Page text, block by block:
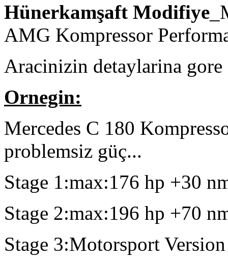
Hünerkamşaft Modifiye
AMG Kompressor
Aracinizin detaylarina
Ornegin:
Mercedes C 180
problemsiz güç...
Stage 1:max:176 hp +30
Stage 2:max:196 hp +70
Stage 3:Motorsport